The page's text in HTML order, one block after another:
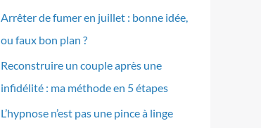
Arrêter de fumer en juillet : bonne idée,
ou faux bon plan ?
Reconstruire un couple après une
infidélité : ma méthode en 5 étapes
L’hypnose n’est pas une pince à linge